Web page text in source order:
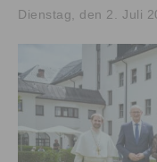
Dienstag, den 2. Juli